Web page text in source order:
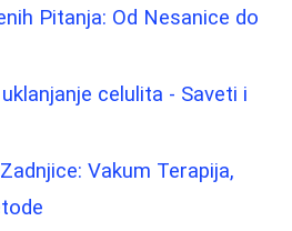
Pitanja: Od Nesanice do
celulita - Saveti i
Vakum Terapija,